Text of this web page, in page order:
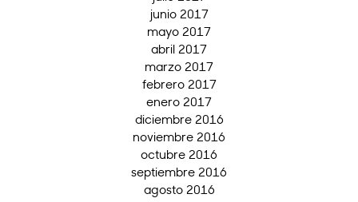
junio 2017
mayo 2017
abril 2017
marzo 2017
febrero 2017
enero 2017
diciembre 2016
noviembre 2016
octubre 2016
septiembre 2016
agosto 2016